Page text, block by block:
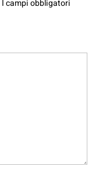
I campi obbligatori